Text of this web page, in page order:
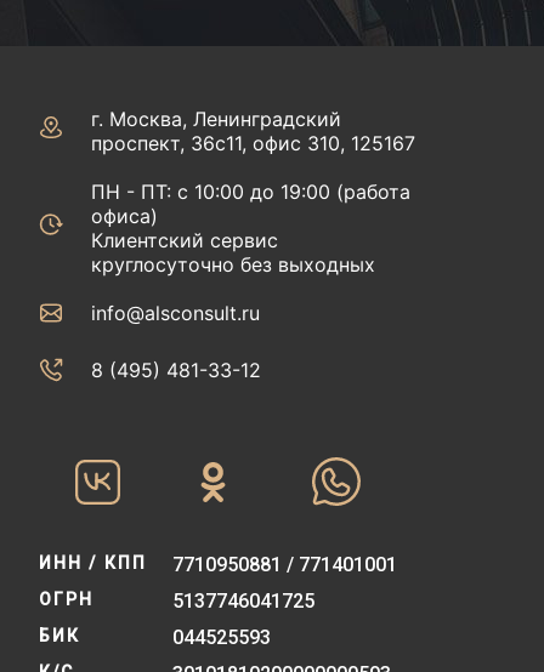
г. Москва, Ленинградский
проспект, 36с11, офис 310, 125167
ПН - ПТ: с 10:00 до 19:00 (работа
офиса)
Клиентский сервис
круглосуточно без выходных
info@alsconsult.ru
8 (495) 481-33-12‬‬
ИНН / КПП 7710950881 / 771401001
ОГРН 5137746041725
БИК 044525593